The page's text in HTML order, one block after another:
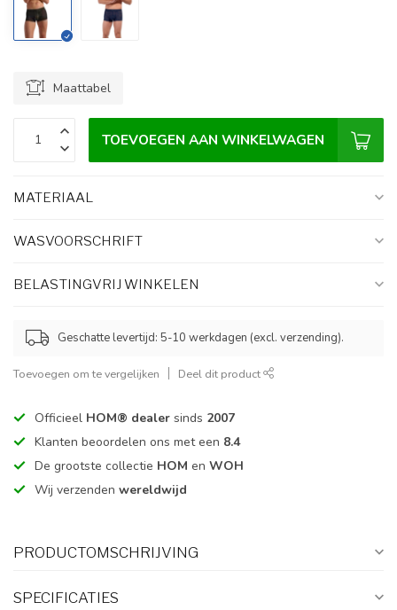
Maattabel
TOEVOEGEN AAN WINKELWAGEN
MATERIAAL
WASVOORSCHRIFT
BELASTINGVRIJ WINKELEN
Geschatte levertijd: 5-10 werkdagen (excl. verzending).
Toevoegen om te vergelijken Deel dit product
Officieel HOM® dealer sinds 2007
Klanten beoordelen ons met een 8.4
De grootste collectie HOM en WOH
Wij verzenden wereldwijd
PRODUCTOMSCHRIJVING
SPECIFICATIES